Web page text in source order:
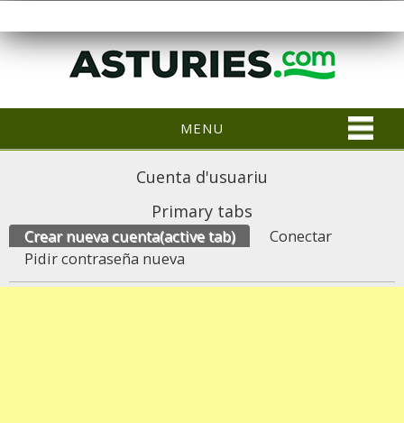
MENU
Cuenta d'usuariu
Primary tabs
Crear nueva cuenta(active tab)
Conectar
Pidir contraseña nueva